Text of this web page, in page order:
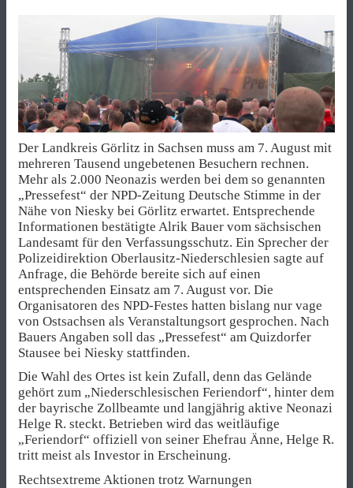
Der Landkreis Görlitz in Sachsen muss am 7. August mit
mehreren Tausend ungebetenen Besuchern rechnen.
Mehr als 2.000 Neonazis werden bei dem so genannten
„Pressefest“ der NPD-Zeitung Deutsche Stimme in der
Nähe von Niesky bei Görlitz erwartet. Entsprechende
Informationen bestätigte Alrik Bauer vom sächsischen
Landesamt für den Verfassungsschutz. Ein Sprecher der
Polizeidirektion Oberlausitz-Niederschlesien sagte auf
Anfrage, die Behörde bereite sich auf einen
entsprechenden Einsatz am 7. August vor. Die
Organisatoren des NPD-Festes hatten bislang nur vage
von Ostsachsen als Veranstaltungsort gesprochen. Nach
Bauers Angaben soll das „Pressefest“ am Quizdorfer
Stausee bei Niesky stattfinden.
Die Wahl des Ortes ist kein Zufall, denn das Gelände
gehört zum „Niederschlesischen Feriendorf“, hinter dem
der bayrische Zollbeamte und langjährig aktive Neonazi
Helge R. steckt. Betrieben wird das weitläufige
„Feriendorf“ offiziell von seiner Ehefrau Änne, Helge R.
tritt meist als Investor in Erscheinung.
Rechtsextreme Aktionen trotz Warnungen